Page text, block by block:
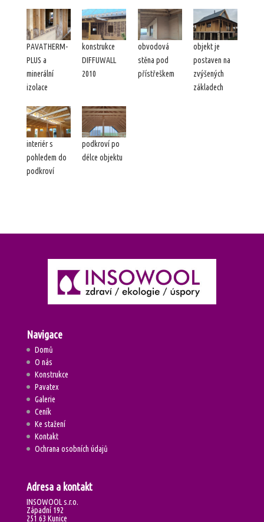
PAVATHERM-
PLUS a
minerální
izolace
konstrukce
DIFFUWALL
2010
obvodová
stěna pod
přístřeškem
objekt je
postaven na
zvýšených
základech
interiér s
pohledem do
podkroví
podkroví po
délce objektu
Navigace
Domů
O nás
Konstrukce
Pavatex
Galerie
Ceník
Ke stažení
Kontakt
Ochrana osobních údajů
Adresa a kontakt
INSOWOOL s.r.o.
Západní 192
251 63 Kunice